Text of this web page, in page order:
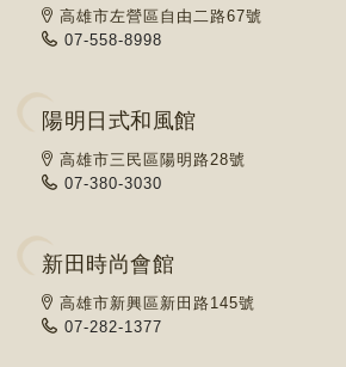
高雄市左營區自由二路67號
07-558-8998
陽明日式和風館
高雄市三民區陽明路28號
07-380-3030
新田時尚會館
高雄市新興區新田路145號
07-282-1377